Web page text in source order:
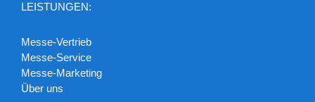
LEISTUNGEN:
Messe-Vertrieb
Messe-Service
Messe-Marketing
Über uns